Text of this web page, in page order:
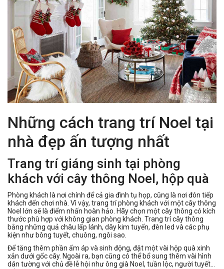
Những cách trang trí Noel tại
nhà đẹp ấn tượng nhất
Trang trí giáng sinh tại phòng
khách với cây thông Noel, hộp quà
Phòng khách là nơi chính để cả gia đình tụ họp, cũng là nơi đón tiếp
khách đến chơi nhà. Vì vậy, trang trí phòng khách với một cây thông
Noel lớn sẽ là điểm nhấn hoàn hảo. Hãy chọn một cây thông có kích
thước phù hợp với không gian phòng khách. Trang trí cây thông
bằng những quả châu lấp lánh, dây kim tuyến, đèn led và các phụ
kiện như bông tuyết, chuông, ngôi sao.
Để tăng thêm phần ấm áp và sinh động, đặt một vài hộp quà xinh
xắn dưới gốc cây. Ngoài ra, bạn cũng có thể bổ sung thêm vài hình
dán tường với chủ đề lễ hội như ông già Noel, tuần lộc, người tuyết...